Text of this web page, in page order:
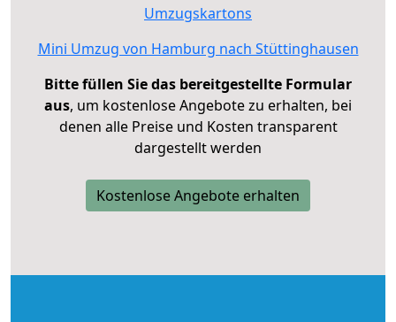
Umzugskartons
Mini Umzug von Hamburg nach Stüttinghausen
Bitte füllen Sie das bereitgestellte Formular
aus, um kostenlose Angebote zu erhalten, bei
denen alle Preise und Kosten transparent
dargestellt werden
Kostenlose Angebote erhalten